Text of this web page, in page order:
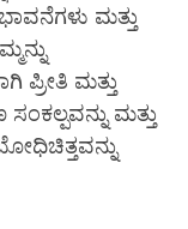
ಮತ್ತು
ಪ್ರೀತಿ ಮತ್ತು
ಮತ್ತು